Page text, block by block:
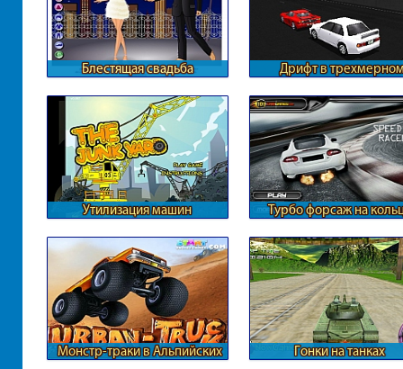
Блестящая свадьба
Дрифт в
Утилизация машин Турбо форсаж на
Монстр-траки в Альпийских
Гонки на танках